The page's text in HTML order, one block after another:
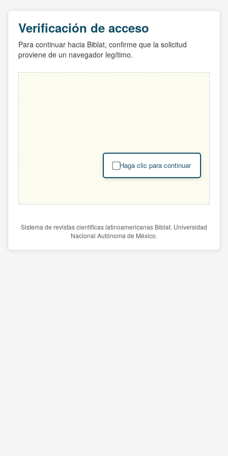
Verificación de acceso
Para continuar hacia Biblat, confirme que la solicitud
proviene de un navegador legítimo.
Haga clic para continuar
Sistema de revistas científicas latinoamericanas Biblat. Universidad
Nacional Autónoma de México.